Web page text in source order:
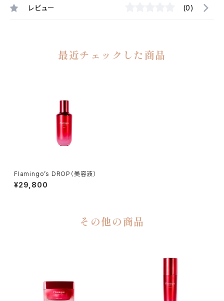
レビュー (0)
最近チェックした商品
Flamingo’s DROP（美容液）
¥29,800
その他の商品